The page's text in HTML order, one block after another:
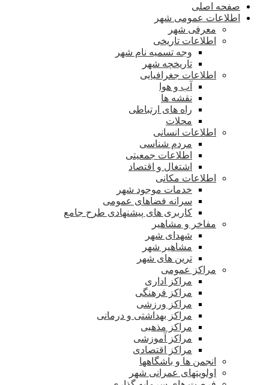
صفحه اصلی
اطلاعات عمومی شهر
معرفی شهر
اطلاعات تاریخی
وجه تسمیه نام شهر
تاریخچه شهر
اطلاعات جغرافیایی
آب و هوا
نقشه ها
راه های ارتباطی
محلات
اطلاعات انسانی
مردم شناسی
اطلاعات جمعیتی
اشتغال و اقتصاد
اطلاعات مکانی
خدمات موجود شهر
سرانه فضاهای عمومی
کاربری های پیشنهادی طرح جامع
مفاخر و مشاهیر
شهدای شهر
مشاهیر شهر
ترین های شهر
مراکز عمومی
مراکز اداری
مراکز فرهنگی
مراکز ورزشی
مراکز بهداشتی و درمانی
مراکز مذهبی
مراکز آموزشی
مراکز اقتصادی
انجمن ها و باشگاهها
اولویتهای عمرانی شهر